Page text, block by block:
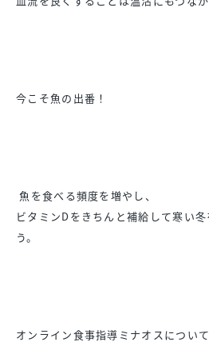
今こそ魚の出番！
魚を食べる頻度を増やし、
ビタミンDをきちんと補給して寒い
う。
オンライン食事指導ミナオスについ